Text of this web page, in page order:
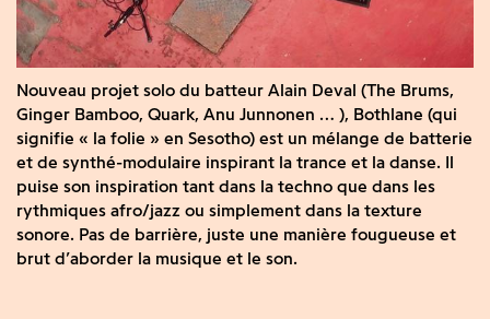
Nouveau projet solo du batteur Alain Deval (The Brums,
Ginger Bamboo, Quark, Anu Junnonen … ), Bothlane (qui
signifie « la folie » en Sesotho) est un mélange de batterie
et de synthé-modulaire inspirant la trance et la danse. Il
puise son inspiration tant dans la techno que dans les
rythmiques afro/jazz ou simplement dans la texture
sonore. Pas de barrière, juste une manière fougueuse et
brut d’aborder la musique et le son.